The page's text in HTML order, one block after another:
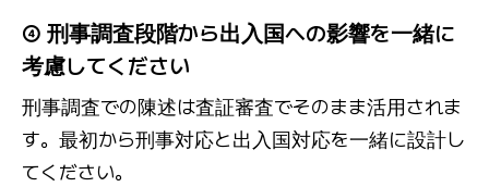
④ 刑事調査段階から出入国への影響を一緒に
考慮してください
刑事調査での陳述は査証審査でそのまま活用されま
す。最初から刑事対応と出入国対応を一緒に設計し
てください。